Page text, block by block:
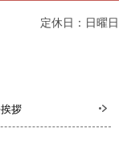
拶
定休日：日曜日